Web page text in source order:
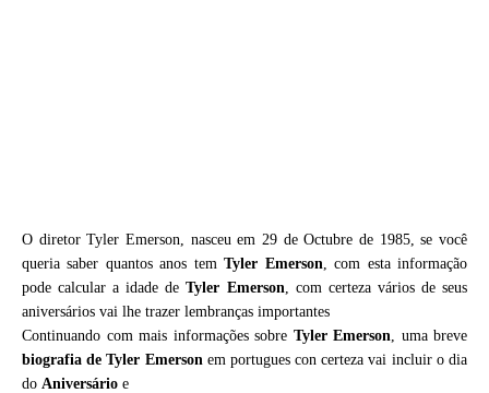
O diretor Tyler Emerson, nasceu em 29 de Octubre de 1985, se você
queria saber quantos anos temTyler Emerson, com esta informação
pode calcular a idade deTyler Emerson, com certeza vários de seus
aniversários vai lhe trazer lembranças importantes
Continuando com mais informações sobre Tyler Emerson, uma breve
biografia deTyler Emersonem portugues con certeza vai incluir o dia
do Aniversário e